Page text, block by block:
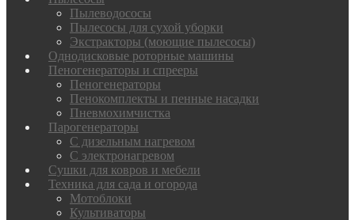
Пылеводососы
Пылесосы для сухой уборки
Экстракторы (моющие пылесосы)
Однодисковые роторные машины
Пеногенераторы и спрееры
Пеногенераторы
Пенокомплекты и пенные насадки
Пневмохимчистка
Парогенераторы
С дизельным нагревом
С электронагревом
Сушки для ковров и мебели
Техника для сада и огорода
Мотоблоки
Культиваторы